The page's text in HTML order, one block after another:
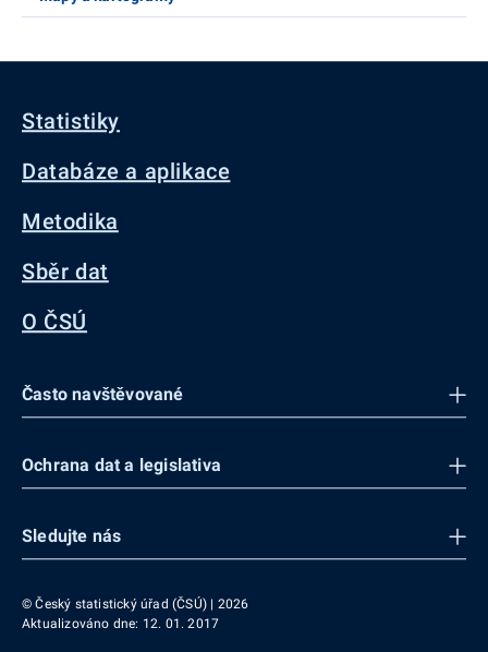
Statistiky
Databáze a aplikace
Metodika
Sběr dat
O ČSÚ
Často navštěvované
Ochrana dat a legislativa
Sledujte nás
© Český statistický úřad (ČSÚ) | 2026
Aktualizováno dne: 12. 01. 2017